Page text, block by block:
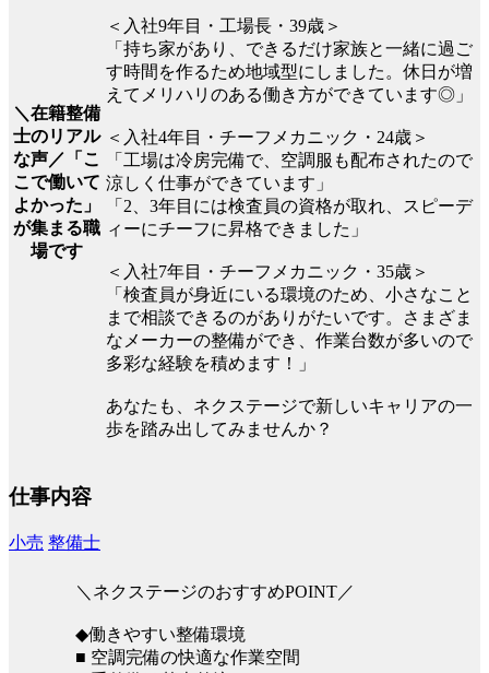
＼在籍整備
士のリアル
な声／「こ
こで働いて
よかった」
が集まる職
場です
＜入社9年目・工場長・39歳＞
「持ち家があり、できるだけ家族と一緒に過ご
す時間を作るため地域型にしました。休日が増
えてメリハリのある働き方ができています◎」
＜入社4年目・チーフメカニック・24歳＞
「工場は冷房完備で、空調服も配布されたので
涼しく仕事ができています」
「2、3年目には検査員の資格が取れ、スピーデ
ィーにチーフに昇格できました」
＜入社7年目・チーフメカニック・35歳＞
「検査員が身近にいる環境のため、小さなこと
まで相談できるのがありがたいです。さまざま
なメーカーの整備ができ、作業台数が多いので
多彩な経験を積めます！」
あなたも、ネクステージで新しいキャリアの一
歩を踏み出してみませんか？
仕事内容
小売 整備士
＼ネクステージのおすすめPOINT／
◆働きやすい整備環境
■ 空調完備の快適な作業空間